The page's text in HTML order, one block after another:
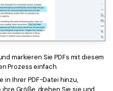
markieren Sie PDFs mit diesem
Prozess einfach.
in Ihrer PDF-Datei hinzu,
Größe, drehen Sie sie und